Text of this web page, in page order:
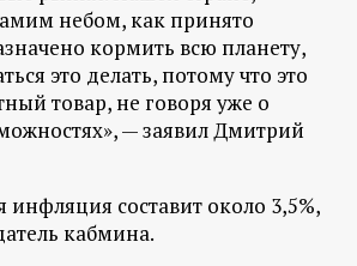
небом, как принято
кормить всю планету,
это делать, потому что это
товар, не говоря уже о
— заявил Дмитрий
инфляция составит около 3,5%,
кабмина.